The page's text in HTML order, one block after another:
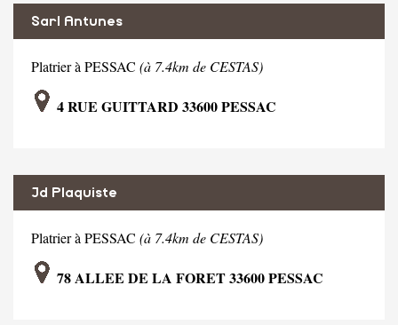
Sarl Antunes
Platrier à PESSAC (à 7.4km de CESTAS)
4 RUE GUITTARD 33600 PESSAC
Jd Plaquiste
Platrier à PESSAC (à 7.4km de CESTAS)
78 ALLEE DE LA FORET 33600 PESSAC